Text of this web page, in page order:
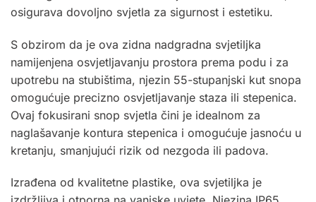
osigurava dovoljno svjetla za sigurnost i estetiku.
S obzirom da je ova zidna nadgradna svjetiljka
namijenjena osvjetljavanju prostora prema podu i za
upotrebu na stubištima, njezin 55-stupanjski kut snopa
omogućuje precizno osvjetljavanje staza ili stepenica.
Ovaj fokusirani snop svjetla čini je idealnom za
naglašavanje kontura stepenica i omogućuje jasnoću u
kretanju, smanjujući rizik od nezgoda ili padova.
Izrađena od kvalitetne plastike, ova svjetiljka je